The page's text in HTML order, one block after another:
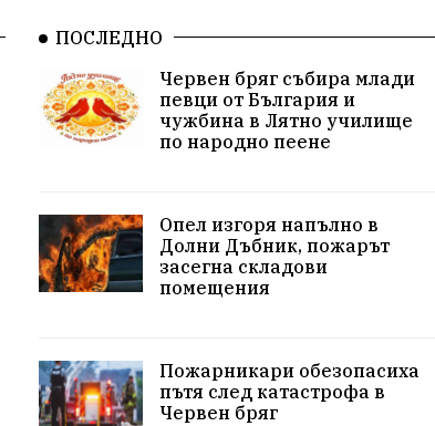
ПОСЛЕДНО
Червен бряг събира млади
певци от България и
чужбина в Лятно училище
по народно пеене
Опел изгоря напълно в
Долни Дъбник, пожарът
засегна складови
помещения
Пожарникари обезопасиха
пътя след катастрофа в
Червен бряг